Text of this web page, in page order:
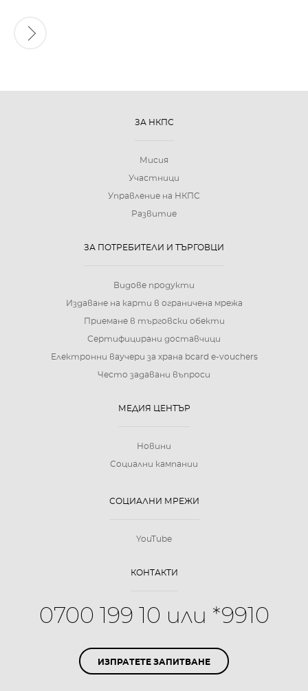
ЗА НКПС
Мисия
Участници
Управление на НКПС
Развитие
ЗА ПОТРЕБИТЕЛИ И ТЪРГОВЦИ
Видове продукти
Издаване на карти в ограничена мрежа
Приемане в търговски обекти
Сертифицирани доставчици
Електронни ваучери за храна bcard e-vouchers
Често задавани въпроси
МЕДИЯ ЦЕНТЪР
Новини
Социални кампании
СОЦИАЛНИ МРЕЖИ
YouTube
КОНТАКТИ
0700 199 10 или *9910
ИЗПРАТЕТЕ ЗАПИТВАНЕ